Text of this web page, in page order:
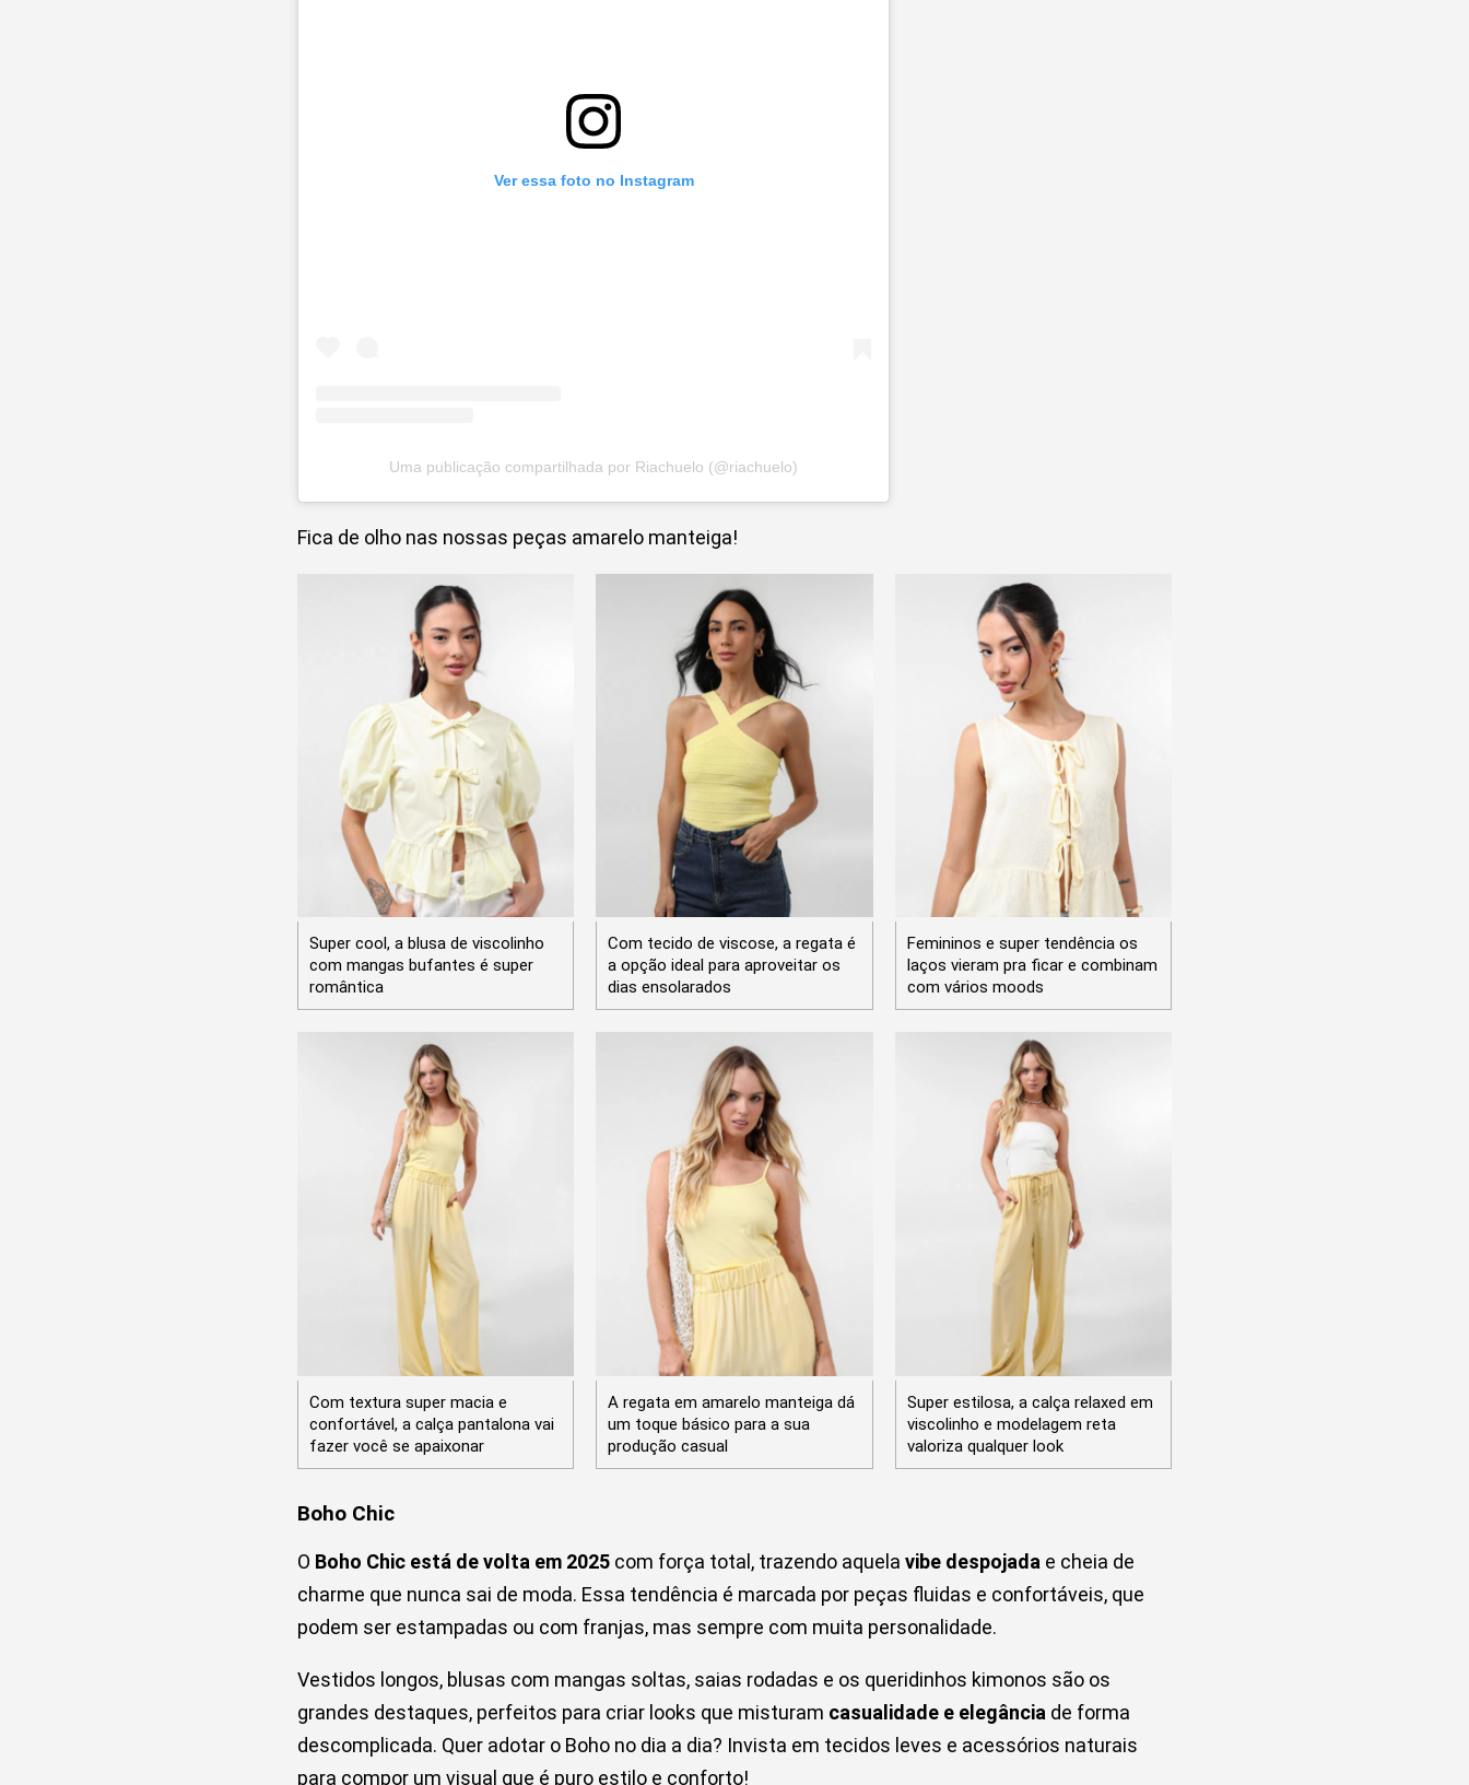
Ver essa foto no Instagram
Uma publicação compartilhada por Riachuelo (@riachuelo)
Fica de olho nas nossas peças amarelo manteiga!
Super cool, a blusa de viscolinho
com mangas bufantes é super
romântica
Com tecido de viscose, a regata é
a opção ideal para aproveitar os
dias ensolarados
Femininos e super tendência os
laços vieram pra ficar e combinam
com vários moods
Com textura super macia e
confortável, a calça pantalona vai
fazer você se apaixonar
A regata em amarelo manteiga dá
um toque básico para a sua
produção casual
Super estilosa, a calça relaxed em
viscolinho e modelagem reta
valoriza qualquer look
Boho Chic
O Boho Chic está de volta em 2025 com força total, trazendo aquela vibe despojada e cheia de
charme que nunca sai de moda. Essa tendência é marcada por peças fluidas e confortáveis, que
podem ser estampadas ou com franjas, mas sempre com muita personalidade.
Vestidos longos, blusas com mangas soltas, saias rodadas e os queridinhos kimonos são os
grandes destaques, perfeitos para criar looks que misturam casualidade e elegância de forma
descomplicada. Quer adotar o Boho no dia a dia? Invista em tecidos leves e acessórios naturais
para compor um visual que é puro estilo e conforto!